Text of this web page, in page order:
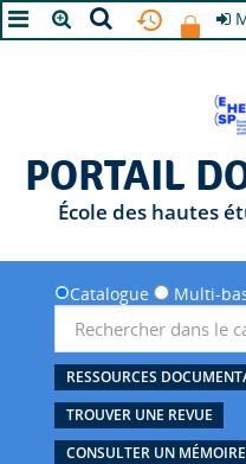
PORTAIL
École des hautes
Catalogue Multi-
RESSOURCES
TROUVER UNE REVUE
CONSULTER UN MÉMOIRE